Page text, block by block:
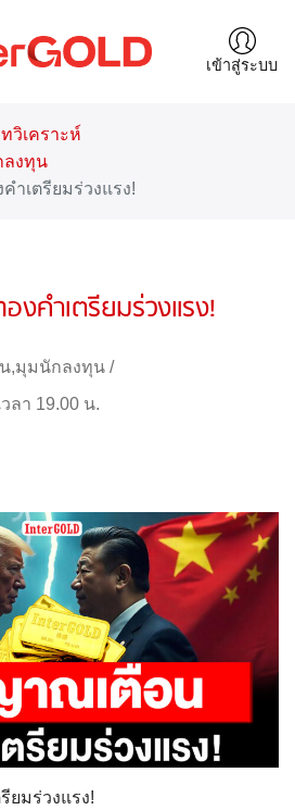
เข้าสู่ระบบ
วิเคราะห์
ลงทุน
เตรียมร่วงแรง!
คำเตรียมร่วงแรง!
,มุมนักลงทุน /
ลา 19.00 น.
มร่วงแรง!